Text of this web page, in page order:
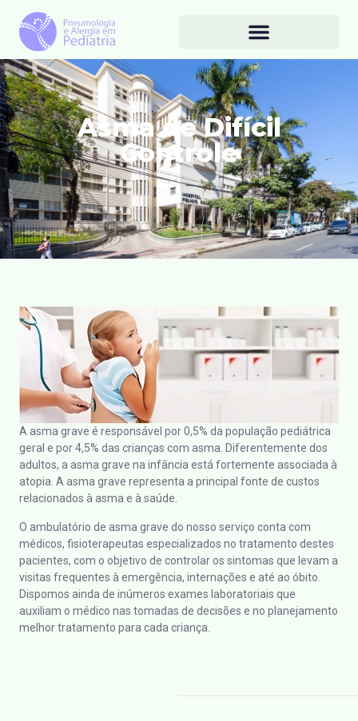
Asma de Difícil
Controle
A asma grave é responsável por 0,5% da população pediátrica
geral e por 4,5% das crianças com asma. Diferentemente dos
adultos, a asma grave na infância está fortemente associada à
atopia. A asma grave representa a principal fonte de custos
relacionados à asma e à saúde.
O ambulatório de asma grave do nosso serviço conta com
médicos, fisioterapeutas especializados no tratamento destes
pacientes, com o objetivo de controlar os sintomas que levam a
visitas frequentes à emergência, internações e até ao óbito.
Dispomos ainda de inúmeros exames laboratoriais que
auxiliam o médico nas tomadas de decisões e no planejamento
melhor tratamento para cada criança.